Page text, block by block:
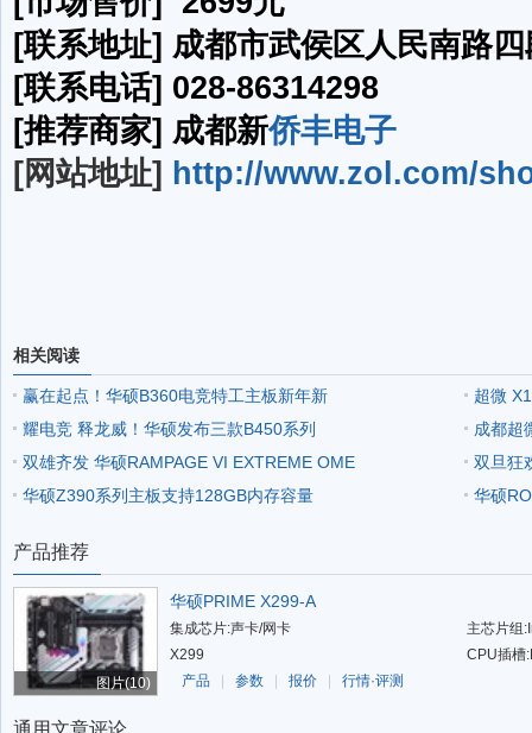
[联系地址] 成都市武侯区人民南路
[联系电话] 028-86314298
[推荐商家] 成都新侨丰电子
[网站地址] http://www.zol.com/
相关阅读
赢在起点！华硕B360电竞特工主板新年新
耀电竞 释龙威！华硕发布三款B450系列
双雄齐发 华硕RAMPAGE VI EXTREME OME
华硕Z390系列主板支持128GB内存容量
超微
成都超
双旦狂
华硕
产品推荐
图片(10)
华硕PRIME X299-A
集成芯片:声卡/网卡
主芯片组
X299
CPU插槽
产品
参数 报价 行情·评测
通用文章评论